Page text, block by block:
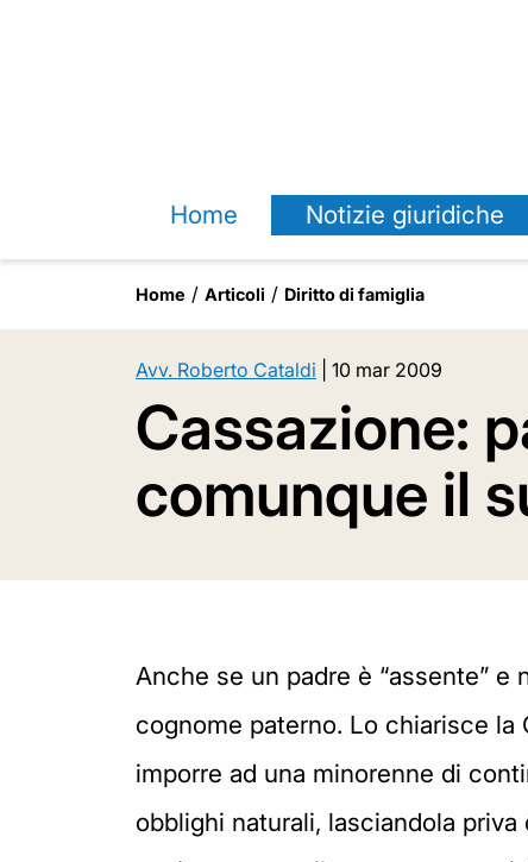
Home Notizie giuridiche
Home Articoli Diritto di famiglia
Avv. Roberto Cataldi 10 mar 2009
Cassazione:
comunque il
Anche se un padre è “assente”
cognome paterno. Lo chiarisce
imporre ad una minorenne di
obblighi naturali, lasciandola